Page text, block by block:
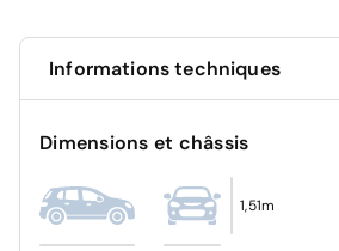
Système anti blocage des roues
Airbags latéraux, milieu AV et rideaux
Kit anti-crevaison
Informations techniques
Dimensions et châssis
1,51m